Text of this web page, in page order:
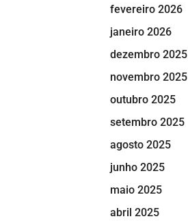
fevereiro 2026
janeiro 2026
dezembro 2025
novembro 2025
outubro 2025
setembro 2025
agosto 2025
junho 2025
maio 2025
abril 2025